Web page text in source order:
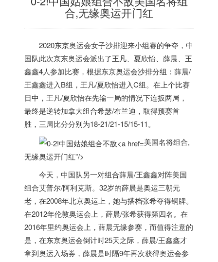
合,无缘奥运开门红
2020东京奥运会女子沙排迎来小组赛的争夺，中
国队此次京东奥运会派出了王凡、夏欣怡、薛晨、王
鑫鑫4人参加比赛，根据东京奥运会沙排分组：薛晨/
王鑫鑫进入B组，王凡/夏欣怡进入C组。在上个比赛
日中，王凡/夏欣怡在先输一局的情况下连扳两局，
最终是逆转加拿大组合希瑟/布兰迪，取得预赛首
胜，三局比分分别为18-21/21-15/15-11。
美国名将组合,
无缘奥运开门红”/>
今天，中国队另一对组合薛晨/王鑫鑫对阵美国
组合艾普尔/阿利克斯。32岁的薛晨是奥运三朝元
老，在2008年北京奥运上，她与搭档张希夺得铜牌。
在2012年伦敦奥运会上，薛晨/张希获得第四名。在
2016年里约奥运会上，薛晨无缘参赛，而值得注意的
是，在东京奥运会倒计时25天之际，薛晨/王鑫鑫才
拿到奥运入场券，薛晨是时隔9年再次获得奥运会参